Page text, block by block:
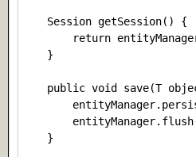
    Session getSession() {
return
    }
public void save(T
    }